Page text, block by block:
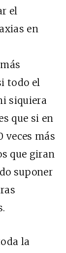
el
en
todo el
siquiera
que si en
veces más
que giran
suponer
la